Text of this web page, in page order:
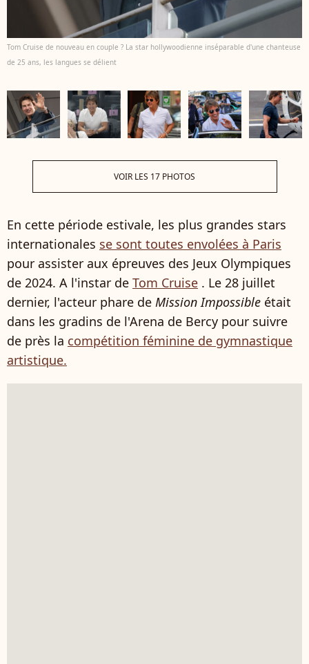
Tom Cruise de nouveau en couple ? La star hollywoodienne inséparable d'une chanteuse
de 25 ans, les langues se délient
VOIR LES 17 PHOTOS
En cette période estivale, les plus grandes stars
internationales se sont toutes envolées à Paris
pour assister aux épreuves des Jeux Olympiques
de 2024. A l'instar de Tom Cruise . Le 28 juillet
dernier, l'acteur phare de Mission Impossible était
dans les gradins de l'Arena de Bercy pour suivre
de près la compétition féminine de gymnastique
artistique.